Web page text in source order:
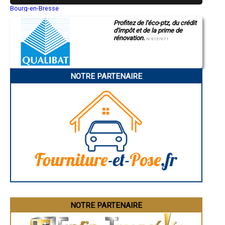
- Entreprise de rénovation immobilière à Monguilhem
- Entreprise de rénovation immobilière à Dému
- Entreprise de rénovation immobilière à Le Brouilh-Monbert
- Entreprise de rénovation immobilière à Haget
- Entreprise de rénovation immobilière à Labéjan
- Entreprise de rénovation immobilière à Sarrant
- Entreprise de rénovation immobilière à Brugnens
- Entreprise de rénovation immobilière à Panassac
- Entreprise de rénovation immobilière à Maurens
- Entreprise de rénovation immobilière à Saint-Mont
- Entreprise de rénovation immobilière à Lahitte
- Entreprise de rénovation immobilière à Saint-Sauvy
- Entreprise de rénovation immobilière à Gimbrède
- Entreprise de rénovation immobilière à Ladevèze-Ville
- Entreprise de rénovation immobilière à Tillac
- Entreprise de rénovation immobilière à Monbrun
- Entreprise de rénovation immobilière à Orbessan
- Entreprise de rénovation immobilière à Esclassan-Labastide
- Entreprise de rénovation immobilière à Saint-Blancard
- Entreprise de rénovation immobilière à Castillon-Savès
- Entreprise de rénovation immobilière à Fourcès
Bourg-en-Bresse
Montluçon
Manosque
Gap
Charleville-Mézières
Pamiers
Narbonne
Saint-Brieuc
Besançon
Évreux
Brest
Profitez de l'éco-ptz, du crédit
d'impôt et de la prime de
rénovation. N°E157671
NOTRE PARTENAIRE
NOTRE PARTENAIRE